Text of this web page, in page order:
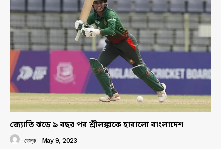
জ্যোতি ঝড়ে ৯ বছর পর শ্রীলঙ্কাকে হারালো বাংলাদেশ
ডেস্ক - May 9, 2023